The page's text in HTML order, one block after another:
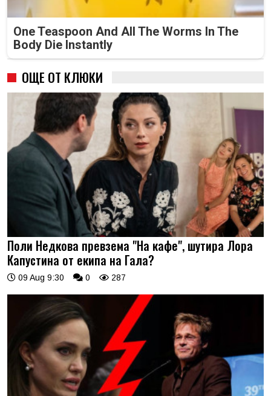
One Teaspoon And All The Worms In The
Body Die Instantly
ОЩЕ ОТ КЛЮКИ
Поли Недкова превзема "На кафе", шутира Лора
Капустина от екипа на Гала?
09 Aug 9:30 0 287